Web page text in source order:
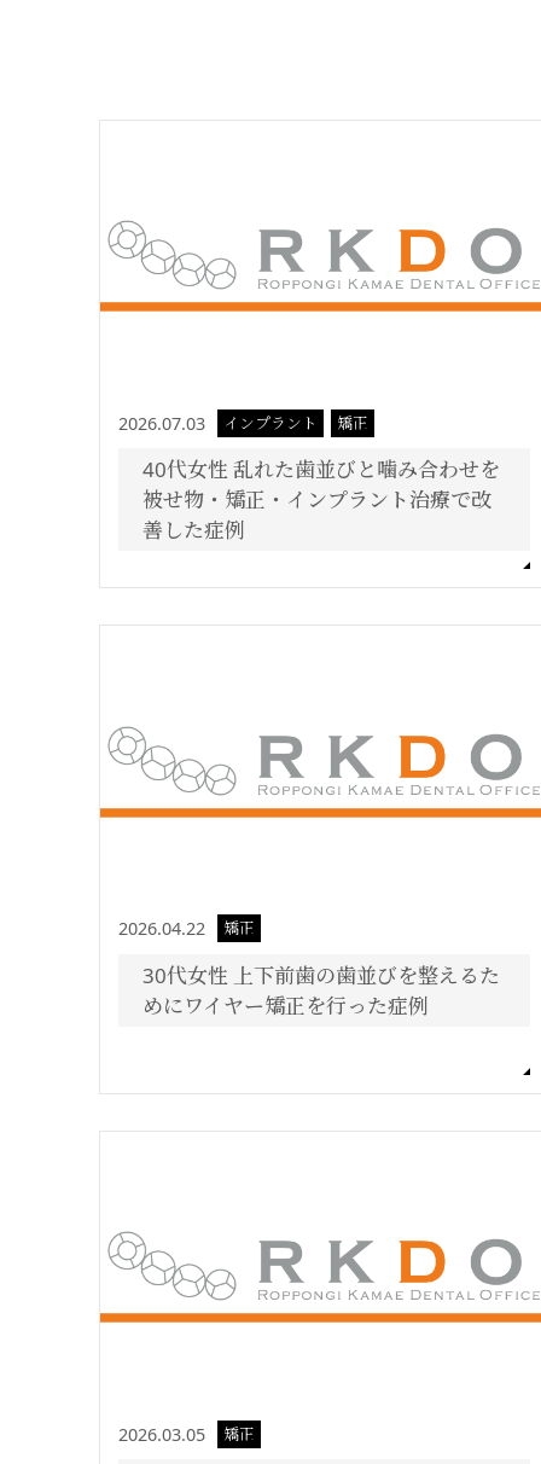
2026.07.03 インプラント 矯正
40代女性 乱れた歯並びと噛み合わせを
被せ物・矯正・インプラント治療で改
善した症例
2026.04.22 矯正
30代女性 上下前歯の歯並びを整えるた
めにワイヤー矯正を行った症例
2026.03.05 矯正